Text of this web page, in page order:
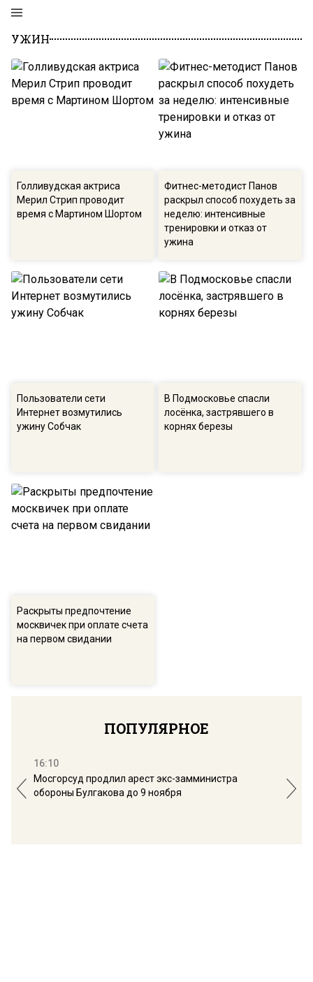
УЖИН
Голливудская актриса
Мерил Стрип проводит
время с Мартином Шортом
Фитнес-методист Панов
раскрыл способ похудеть за
неделю: интенсивные
тренировки и отказ от
ужина
Пользователи сети
Интернет возмутились
ужину Собчак
В Подмосковье спасли
лосёнка, застрявшего в
корнях березы
Раскрыты предпочтение
москвичек при оплате счета
на первом свидании
ПОПУЛЯРНОЕ
16:10
Мосгорсуд продлил арест экс-замминистра
обороны Булгакова до 9 ноября